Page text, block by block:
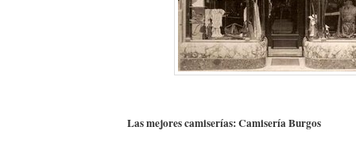
Las mejores camiserías: Camisería Burgos